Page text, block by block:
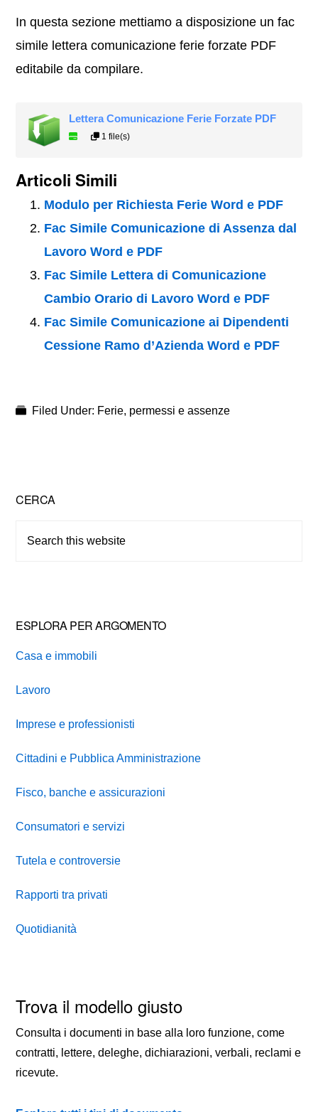
In questa sezione mettiamo a disposizione un fac
simile lettera comunicazione ferie forzate PDF
editabile da compilare.
Lettera Comunicazione Ferie Forzate PDF
1 file(s)
Articoli Simili
Modulo per Richiesta Ferie Word e PDF
Fac Simile Comunicazione di Assenza dal
Lavoro Word e PDF
Fac Simile Lettera di Comunicazione
Cambio Orario di Lavoro Word e PDF
Fac Simile Comunicazione ai Dipendenti
Cessione Ramo d’Azienda Word e PDF
Filed Under: Ferie, permessi e assenze
Primary
Sidebar
CERCA
ESPLORA PER ARGOMENTO
Casa e immobili
Lavoro
Imprese e professionisti
Cittadini e Pubblica Amministrazione
Fisco, banche e assicurazioni
Consumatori e servizi
Tutela e controversie
Rapporti tra privati
Quotidianità
Trova il modello giusto
Consulta i documenti in base alla loro funzione, come
contratti, lettere, deleghe, dichiarazioni, verbali, reclami e
ricevute.